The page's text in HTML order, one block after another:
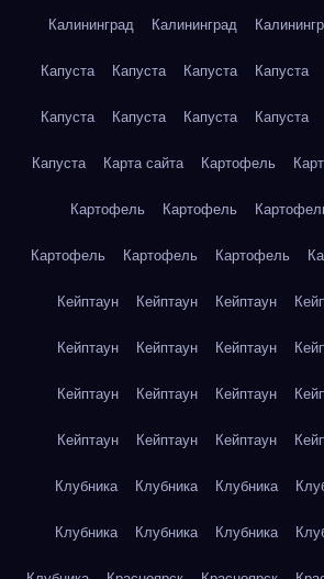
Калининград Калининград
Капуста Капуста Капуста Капуста
Капуста Капуста Капуста Капуста
Капуста Карта сайта Картофель
Картофель Картофель
Картофель Картофель Картофель
Кейптаун Кейптаун Кейптаун
Кейптаун Кейптаун Кейптаун
Кейптаун Кейптаун Кейптаун
Кейптаун Кейптаун Кейптаун
Клубника Клубника Клубника
Клубника Клубника Клубника